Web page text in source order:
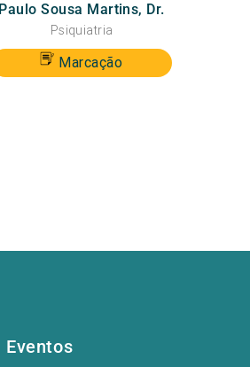
Paulo Sousa Martins, Dr.
Psiquiatria
Marcação
Eventos